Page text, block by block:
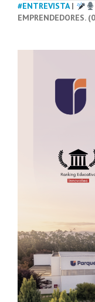
#ENTREVISTA|
EMPRENDEDORES.